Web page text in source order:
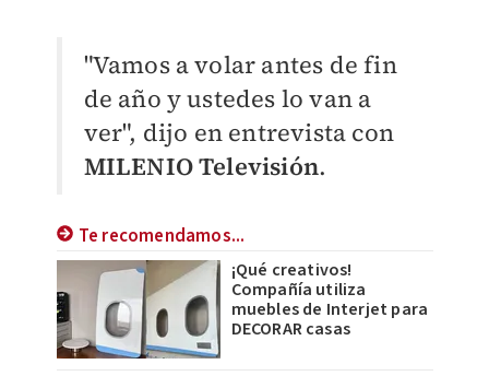
"Vamos a volar antes de fin
de año y ustedes lo van a
ver", dijo en entrevista con
MILENIO Televisión.
Te recomendamos...
¡Qué creativos!
Compañía utiliza
muebles de Interjet para
DECORAR casas